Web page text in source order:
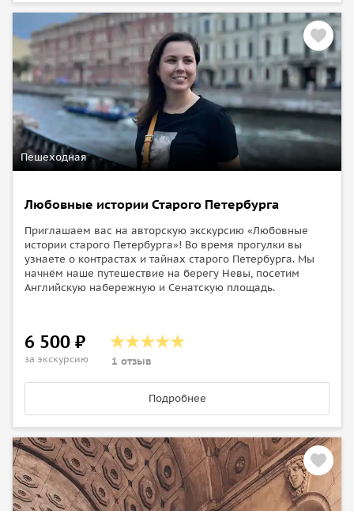
Пешеходная
Любовные истории Старого Петербурга
Приглашаем вас на авторскую экскурсию «Любовные
истории старого Петербурга»! Во время прогулки вы
узнаете о контрастах и тайнах старого Петербурга. Мы
начнём наше путешествие на берегу Невы, посетим
Английскую набережную и Сенатскую площадь.
6 500 ₽
за экскурсию 1 отзыв
Подробнее